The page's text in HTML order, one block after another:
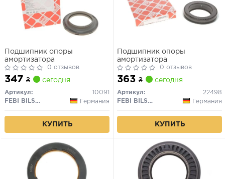
Подшипник опоры
амортизатора
0 отзывов
347 ₴ сегодня
Артикул:
10091
FEBI BILSTEIN
Германия
КУПИТЬ
Подшипник опоры
амортизатора
0 отзывов
363 ₴ сегодня
Артикул:
22498
FEBI BILSTEIN
Германия
КУПИТЬ